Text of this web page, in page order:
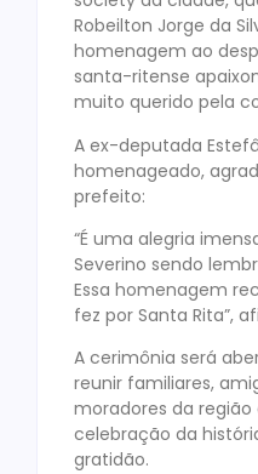
Robeilton Jorge da
homenagem ao
santa-ritense
muito querido pela
A ex-deputada
homenageado,
prefeito:
“É uma alegria
Severino sendo
Essa homenagem
fez por Santa Rita”,
A cerimônia será
reunir familiares,
moradores da
celebração da
gratidão.